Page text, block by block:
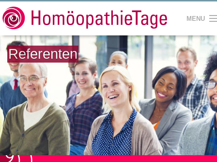
MENU
HOME
SEMINARE
REFERENTEN
SEMINARHÄUSER
KONTAKT
IMPRESSUM
Referenten